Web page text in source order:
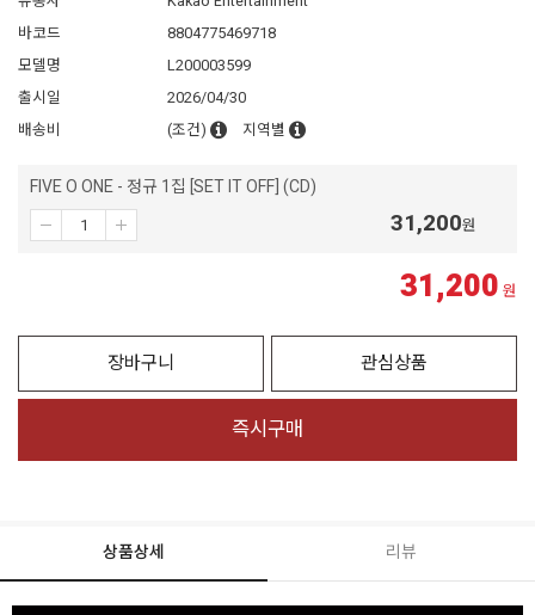
바코드
8804775469718
모델명
L200003599
출시일
2026/04/30
배송비
(조건) 지역별
FIVE O ONE - 정규 1집 [SET IT OFF] (CD)
31,200원
31,200 원
장바구니 관심상품
즉시구매
상품상세 리뷰